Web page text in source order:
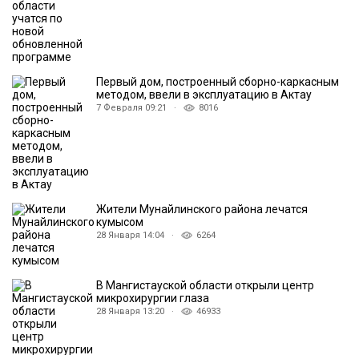
Первый дом, построенный сборно-каркасным
методом, ввели в эксплуатацию в Актау
7 Февраля 09:21 · 8016
Жители Мунайлинского района лечатся
кумысом
28 Января 14:04 · 6264
В Мангистауской области открыли центр
микрохирургии глаза
28 Января 13:20 · 46933